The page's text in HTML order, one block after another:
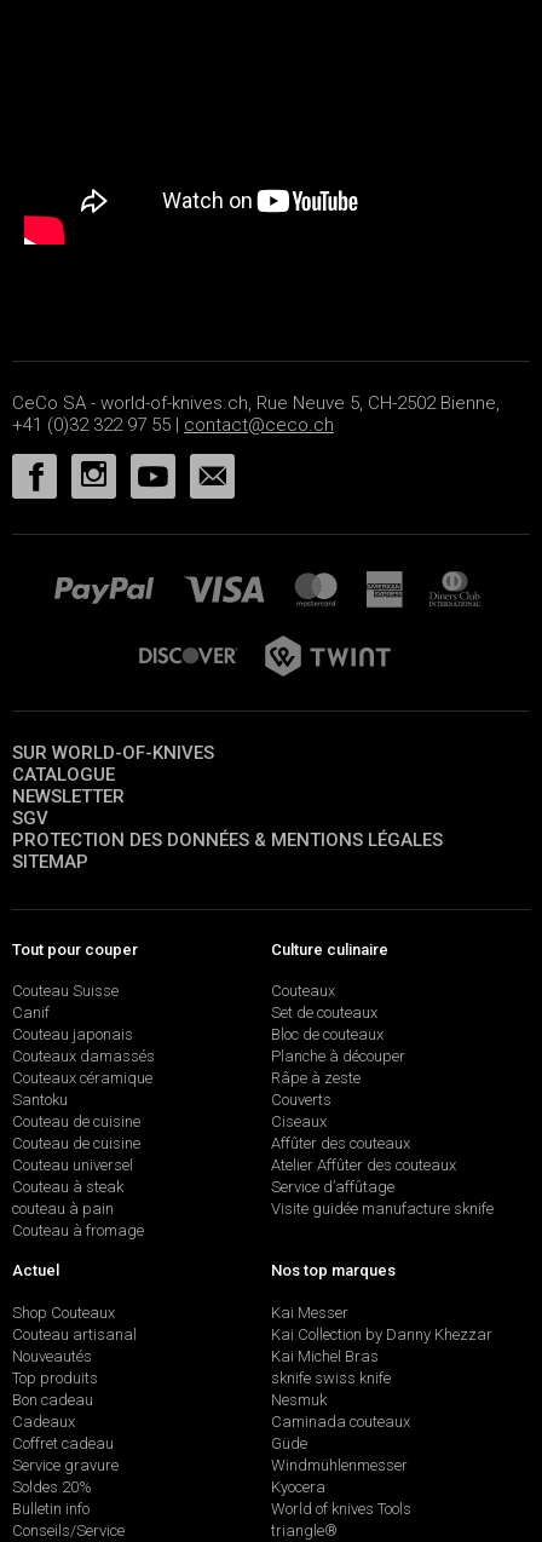
CeCo SA - world-of-knives.ch, Rue Neuve 5, CH-2502 Bienne,
+41 (0)32 322 97 55 | contact@ceco.ch
SUR WORLD-OF-KNIVES
CATALOGUE
NEWSLETTER
SGV
PROTECTION DES DONNÉES & MENTIONS LÉGALES
SITEMAP
Tout pour couper
Couteau Suisse
Canif
Couteau japonais
Couteaux damassés
Couteaux céramique
Santoku
Couteau de cuisine
Couteau de cuisine
Couteau universel
Couteau à steak
couteau à pain
Couteau à fromage
Culture culinaire
Couteaux
Set de couteaux
Bloc de couteaux
Planche à découper
Râpe à zeste
Couverts
Ciseaux
Affûter des couteaux
Atelier Affûter des couteaux
Service d’affûtage
Visite guidée manufacture sknife
Actuel
Shop Couteaux
Couteau artisanal
Nouveautés
Top produits
Bon cadeau
Cadeaux
Coffret cadeau
Service gravure
Soldes 20%
Bulletin info
Conseils/Service
Nos top marques
Kai Messer
Kai Collection by Danny Khezzar
Kai Michel Bras
sknife swiss knife
Nesmuk
Caminada couteaux
Güde
Windmühlenmesser
Kyocera
World of knives Tools
triangle®